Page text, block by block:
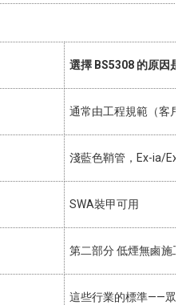
選擇 BS5308 的原因是…
通常由工程規範（客戶
淺藍色鞘管，Ex-ia/Ex-
SWA裝甲可用
第二部分 低煙無鹵施工
這些行業的標準——眾所